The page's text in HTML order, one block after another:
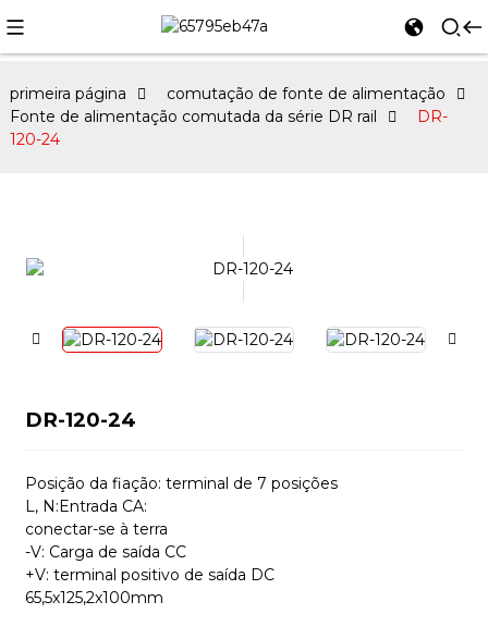
primeira página
comutação de fonte de alimentação
Fonte de alimentação comutada da série DR rail
DR-
120-24
DR-120-24
Posição da fiação: terminal de 7 posições
L, N:Entrada CA:
conectar-se à terra
-V: Carga de saída CC
+V: terminal positivo de saída DC
65,5x125,2x100mm